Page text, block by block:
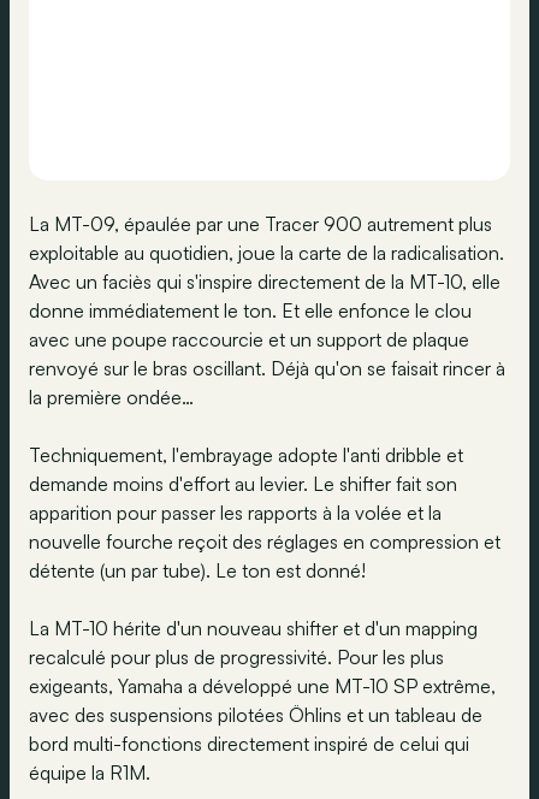
La MT-09, épaulée par une Tracer 900 autrement plus
exploitable au quotidien, joue la carte de la radicalisation.
Avec un faciès qui s'inspire directement de la MT-10, elle
donne immédiatement le ton. Et elle enfonce le clou
avec une poupe raccourcie et un support de plaque
renvoyé sur le bras oscillant. Déjà qu'on se faisait rincer à
la première ondée…
Techniquement, l'embrayage adopte l'anti dribble et
demande moins d'effort au levier. Le shifter fait son
apparition pour passer les rapports à la volée et la
nouvelle fourche reçoit des réglages en compression et
détente (un par tube). Le ton est donné!
La MT-10 hérite d'un nouveau shifter et d'un mapping
recalculé pour plus de progressivité. Pour les plus
exigeants, Yamaha a développé une MT-10 SP extrême,
avec des suspensions pilotées Öhlins et un tableau de
bord multi-fonctions directement inspiré de celui qui
équipe la R1M.